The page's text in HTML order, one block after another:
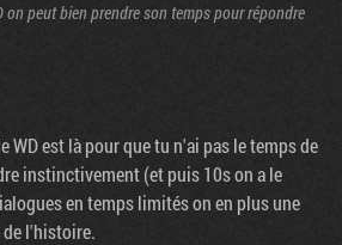
on peut bien prendre son temps pour répondre
WD est là pour que tu n'ai pas le temps de
instinctivement (et puis 10s on a le
en temps limités on en plus une
l'histoire.